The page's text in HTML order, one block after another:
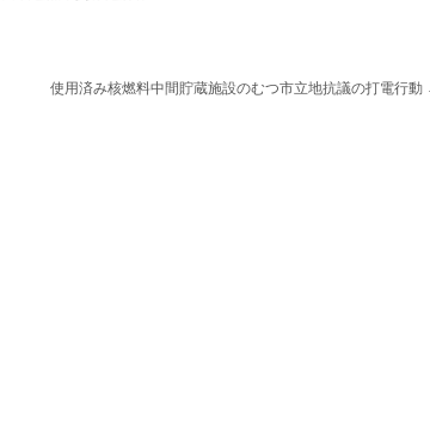
使用済み核燃料中間貯蔵施設のむつ市立地抗議の打電行動